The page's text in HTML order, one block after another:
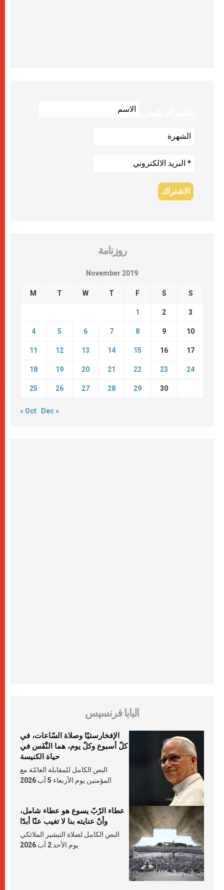
روزنامة
November 2019
M T W T F S S
1 2 3
4 5 6 7 8 9 10
11 12 13 14 15 16 17
18 19 20 21 22 23 24
25 26 27 28 29 30
« Oct Dec »
البابا فرنسيس
الإفخارستيّا وصلاة السّاعات، في
كلّ أسبوع وكلّ يوم، هما النَّفَس في
حياة الكنيسة
النص الكامل للمقابلة العامّة مع
المؤمنين يوم الأربعاء 5 آب 2026
عطاء الرّبّ يسوع هو عطاء شامل،
وأنّ عنايته بنا لا تغيب عنّا أبدًا
النص الكامل لصلاة التبشير الملائكي
يوم الأحد 2 آب 2026